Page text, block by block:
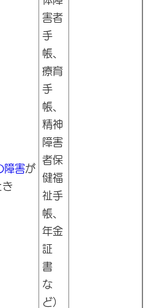
障害が
き
害者
手
帳、
療育
手
帳、
精神
障害
者保
健福
祉手
帳、
年金
証
書
な
ど）